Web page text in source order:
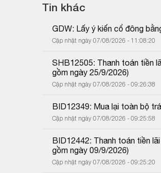
Tin khác
GDW: Lấy ý kiến cổ đông
Cập nhật ngày 07/08/2026 - 11:08:20
SHB12505: Thanh toán tiền
gồm ngày 25/9/2026)
Cập nhật ngày 07/08/2026 - 09:26:38
BID12349: Mua lại toàn bộ
Cập nhật ngày 07/08/2026 - 09:25:58
BID12442: Thanh toán tiền
gồm ngày 09/9/2026)
Cập nhật ngày 07/08/2026 - 09:25:20